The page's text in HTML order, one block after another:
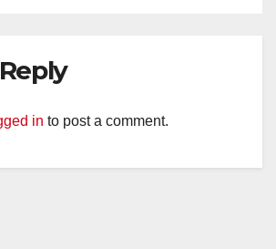
in to post a comment.